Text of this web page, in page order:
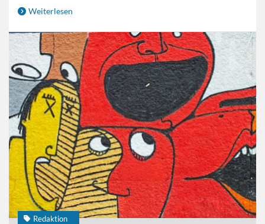
Weiterlesen
Redaktion